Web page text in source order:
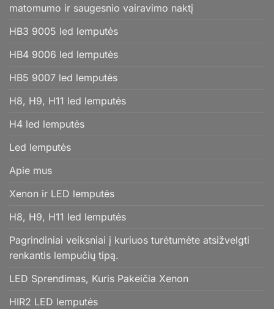
matomumo ir saugesnio vairavimo naktį
HB3 9005 led lemputės
HB4 9006 led lemputės
HB5 9007 led lemputės
H8, H9, H11 led lemputės
H4 led lemputės
Led lemputės
Apie mus
Xenon ir LED lemputės
H8, H9, H11 led lemputės
Pagrindiniai veiksniai į kuriuos turėtumėte atsižvelgti
renkantis lempučių tipą.
LED Sprendimas, Kuris Pakeičia Xenon
HIR2 LED lemputės